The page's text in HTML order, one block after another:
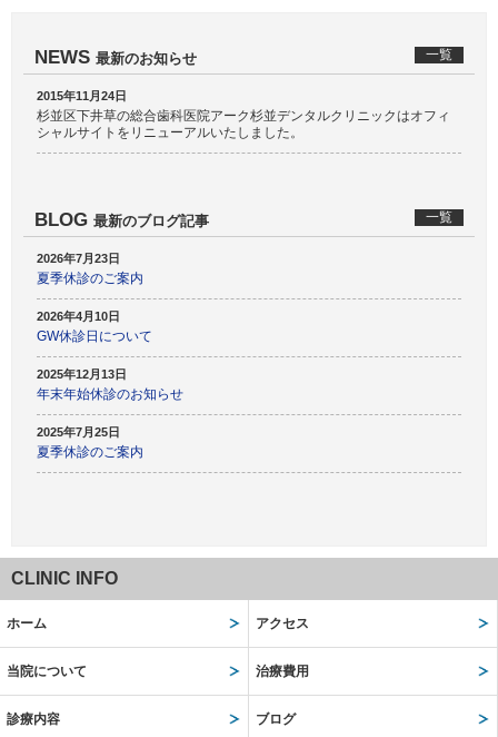
NEWS 最新のお知らせ 一覧
2015年11月24日
杉並区下井草の総合歯科医院アーク杉並デンタルクリニックはオフィ
シャルサイトをリニューアルいたしました。
BLOG 最新のブログ記事 一覧
2026年7月23日
夏季休診のご案内
2026年4月10日
GW休診日について
2025年12月13日
年末年始休診のお知らせ
2025年7月25日
夏季休診のご案内
CLINIC INFO
ホーム アクセス
当院について 治療費用
診療内容 ブログ